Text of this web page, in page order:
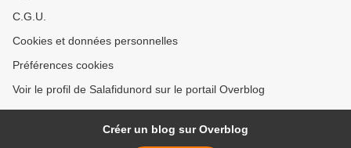
C.G.U.
Cookies et données personnelles
Préférences cookies
Voir le profil de Salafidunord sur le portail Overblog
Créer un blog sur Overblog